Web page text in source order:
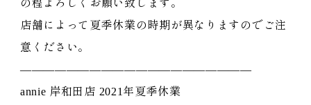
の程よろしくお願い致します。
店舗によって夏季休業の時期が異なりますのでご注
意ください。
————————————————————
annie 岸和田店 2021年夏季休業